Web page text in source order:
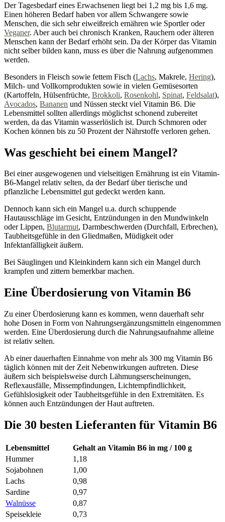
Der Tagesbedarf eines Erwachsenen liegt bei 1,2 mg bis 1,6 mg.
Einen höheren Bedarf haben vor allem Schwangere sowie
Menschen, die sich sehr eiweißreich ernähren wie Sportler oder
Veganer. Aber auch bei chronisch Kranken, Rauchern oder älteren
Menschen kann der Bedarf erhöht sein. Da der Körper das Vitamin
nicht selber bilden kann, muss es über die Nahrung aufgenommen
werden.
Besonders in Fleisch sowie fettem Fisch (Lachs, Makrele, Hering),
Milch- und Vollkornprodukten sowie in vielen Gemüsesorten
(Kartoffeln, Hülsenfrüchte, Brokkoli, Rosenkohl, Spinat, Feldsalat),
Avocados, Bananen und Nüssen steckt viel Vitamin B6. Die
Lebensmittel sollten allerdings möglichst schonend zubereitet
werden, da das Vitamin wasserlöslich ist. Durch Schmoren oder
Kochen können bis zu 50 Prozent der Nährstoffe verloren gehen.
Was geschieht bei einem Mangel?
Bei einer ausgewogenen und vielseitigen Ernährung ist ein Vitamin-
B6-Mangel relativ selten, da der Bedarf über tierische und
pflanzliche Lebensmittel gut gedeckt werden kann.
Dennoch kann sich ein Mangel u.a. durch schuppende
Hautausschläge im Gesicht, Entzündungen in den Mundwinkeln
oder Lippen, Blutarmut, Darmbeschwerden (Durchfall, Erbrechen),
Taubheitsgefühle in den Gliedmaßen, Müdigkeit oder
Infektanfälligkeit äußern.
Bei Säuglingen und Kleinkindern kann sich ein Mangel durch
krampfen und zittern bemerkbar machen.
Eine Überdosierung von Vitamin B6
Zu einer Überdosierung kann es kommen, wenn dauerhaft sehr
hohe Dosen in Form von Nahrungsergänzungsmitteln eingenommen
werden. Eine Überdosierung durch die Nahrungsaufnahme alleine
ist relativ selten.
Ab einer dauerhaften Einnahme von mehr als 300 mg Vitamin B6
täglich können mit der Zeit Nebenwirkungen auftreten. Diese
äußern sich beispielsweise durch Lähmungserscheinungen,
Reflexausfälle, Missempfindungen, Lichtempfindlichkeit,
Gefühlslosigkeit oder Taubheitsgefühle in den Extremitäten. Es
können auch Entzündungen der Haut auftreten.
Die 30 besten Lieferanten für Vitamin B6
Lebensmittel
Gehalt an Vitamin B6 in mg / 100 g
Hummer
1,18
Sojabohnen
1,00
Lachs
0,98
Sardine
0,97
Walnüsse
0,87
Speisekleie
0,73